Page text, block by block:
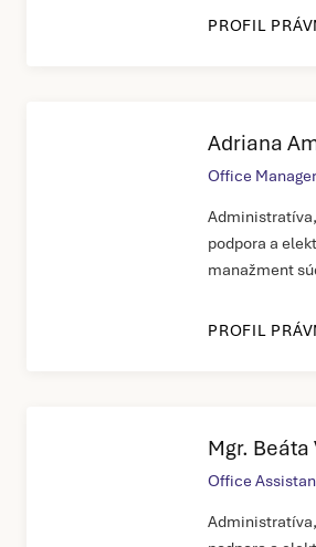
PROFIL
Adriana
Office Manager
podpora a
manažment
PROFIL
Mgr.
Office